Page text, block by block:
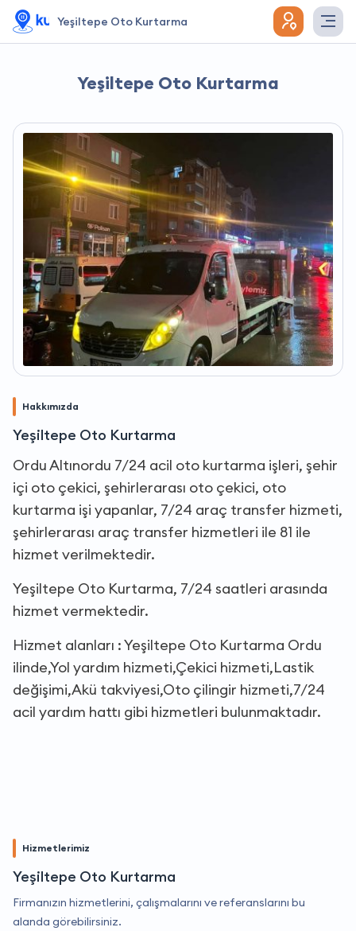
Yeşiltepe Oto Kurtarma
Yeşiltepe Oto Kurtarma
Hakkımızda
Yeşiltepe Oto Kurtarma
Ordu Altınordu 7/24 acil oto kurtarma işleri, şehir
içi oto çekici, şehirlerarası oto çekici, oto
kurtarma işi yapanlar, 7/24 araç transfer hizmeti,
şehirlerarası araç transfer hizmetleri ile 81 ile
hizmet verilmektedir.
Yeşiltepe Oto Kurtarma, 7/24 saatleri arasında
hizmet vermektedir.
Hizmet alanları : Yeşiltepe Oto Kurtarma Ordu
ilinde,Yol yardım hizmeti,Çekici hizmeti,Lastik
değişimi,Akü takviyesi,Oto çilingir hizmeti,7/24
acil yardım hattı gibi hizmetleri bulunmaktadır.
Hizmetlerimiz
Yeşiltepe Oto Kurtarma
Firmanızın hizmetlerini, çalışmalarını ve referanslarını bu
alanda görebilirsiniz.